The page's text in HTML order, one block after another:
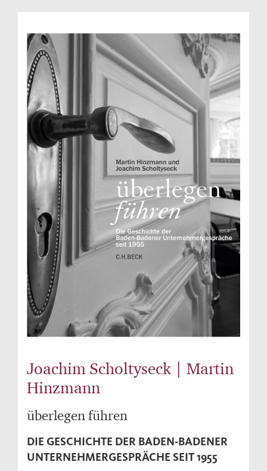
Joachim Scholtyseck | Martin
Hinzmann
überlegen führen
DIE GESCHICHTE DER BADEN-BADENER
UNTERNEHMERGESPRÄCHE SEIT 1955